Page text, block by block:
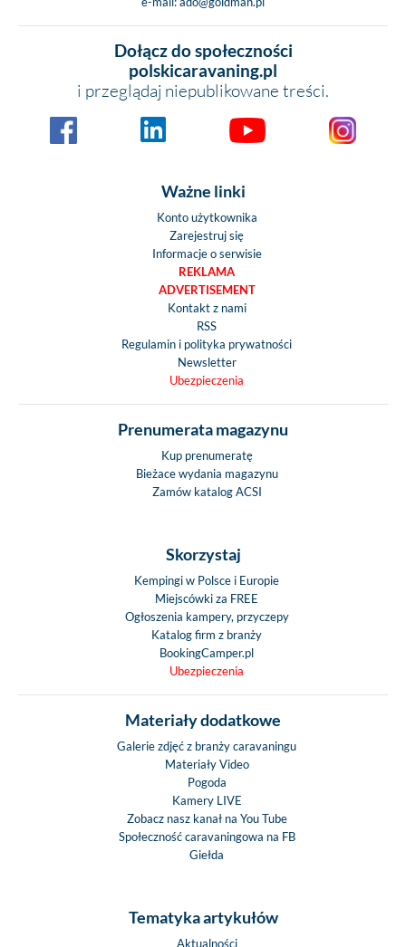
Dołącz do społeczności
polskicaravaning.pl
i przeglądaj niepublikowane treści.
Ważne linki
Konto użytkownika
Zarejestruj się
Informacje o serwisie
REKLAMA
ADVERTISEMENT
Kontakt z nami
RSS
Regulamin i polityka prywatności
Newsletter
Ubezpieczenia
Prenumerata magazynu
Kup prenumeratę
Bieżace wydania magazynu
Zamów katalog ACSI
Skorzystaj
Kempingi w Polsce i Europie
Miejscówki za FREE
Ogłoszenia kampery, przyczepy
Katalog firm z branży
BookingCamper.pl
Ubezpieczenia
Materiały dodatkowe
Galerie zdjęć z branży caravaningu
Materiały Video
Pogoda
Kamery LIVE
Zobacz nasz kanał na You Tube
Społeczność caravaningowa na FB
Giełda
Tematyka artykułów
Aktualności